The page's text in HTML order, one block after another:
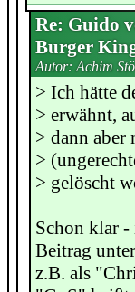
Re: Guido
Burger
Autor: Achim
> Ich hätte
> erwähnt,
> dann aber
>
> gelöscht
Schon klar
Beitrag
z.B. als